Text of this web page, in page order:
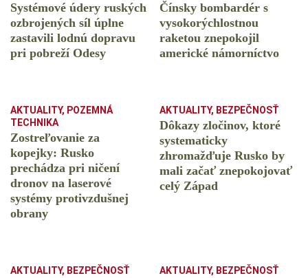
Systémové údery ruských
ozbrojených síl úplne
zastavili lodnú dopravu
pri pobreží Odesy
Čínsky bombardér s
vysokorýchlostnou
raketou znepokojil
americké námorníctvo
AKTUALITY, POZEMNÁ
TECHNIKA
Zostreľovanie za
kopejky: Rusko
prechádza pri ničení
dronov na laserové
systémy protivzdušnej
obrany
AKTUALITY, BEZPEČNOSŤ
Dôkazy zločinov, ktoré
systematicky
zhromažďuje Rusko by
mali začať znepokojovať
celý Západ
AKTUALITY, BEZPEČNOSŤ AKTUALITY, BEZPEČNOSŤ